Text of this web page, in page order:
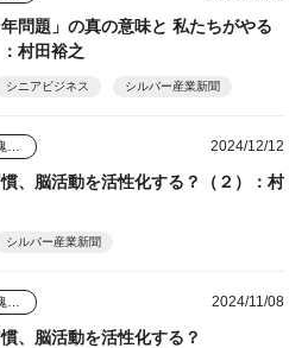
年問題」の真の意味と 私たちがやる
村田裕之
シニアビジネス シルバー産業新聞
2024/12/12
、脳活動を活性化する？（２）：村
シルバー産業新聞
2024/11/08
、脳活動を活性化する？